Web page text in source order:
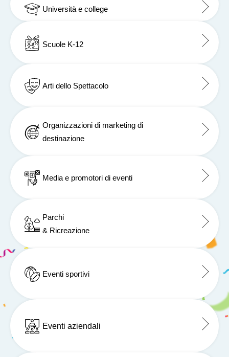
Università e college
Scuole K-12
Arti dello Spettacolo
Organizzazioni di marketing di
destinazione
Media e promotori di eventi
Parchi
& Ricreazione
Eventi sportivi
Eventi aziendali